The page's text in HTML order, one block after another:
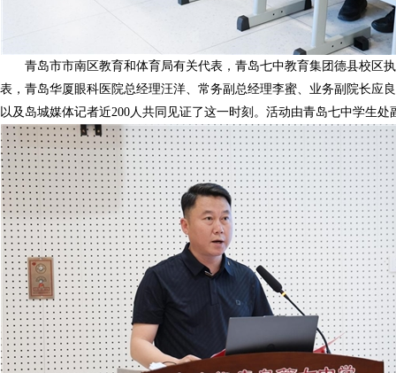
青岛市市南区教育和体育局有关代表，青岛七中教育集团德县校区
表，青岛华厦眼科医院总经理汪洋、常务副总经理李蜜、业务副院长应
以及岛城媒体记者近200人共同见证了这一时刻。活动由青岛七中学生处